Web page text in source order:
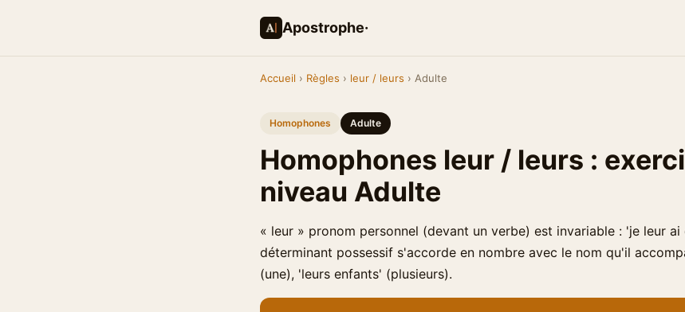
Apostrophe·
Accueil › Règles › leur / leurs › Adulte
Homophones Adulte
Homophones leur / leurs :
niveau Adulte
« leur » pronom personnel (devant un verbe) est invariable : 'je leur ai
déterminant possessif s'accorde en nombre avec le nom qu'il
(une), 'leurs enfants' (plusieurs).